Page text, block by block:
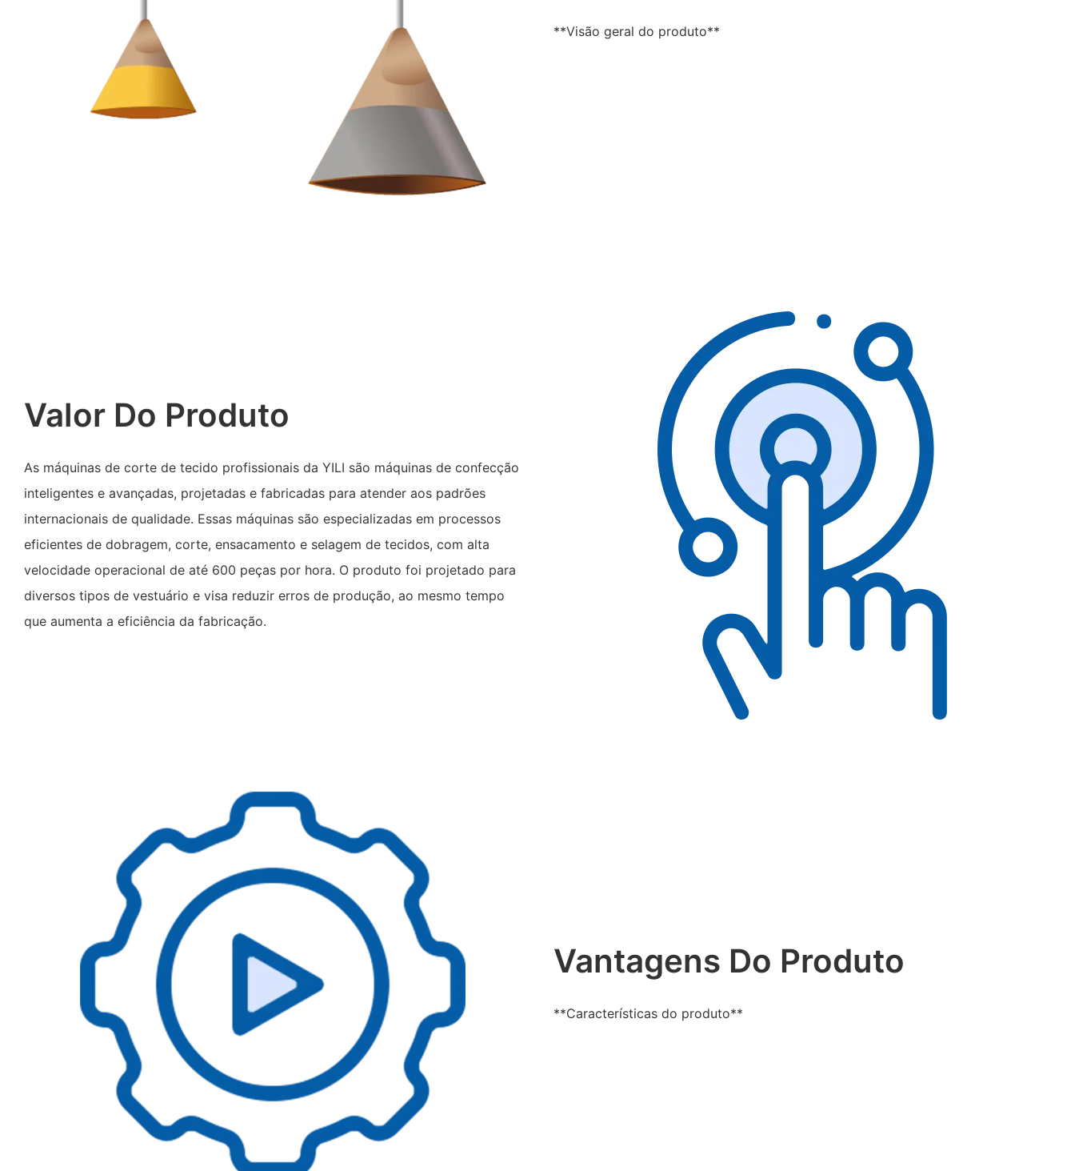
**Visão geral do produto**
Valor Do Produto
As máquinas de corte de tecido profissionais da YILI são máquinas de confecção
inteligentes e avançadas, projetadas e fabricadas para atender aos padrões
internacionais de qualidade. Essas máquinas são especializadas em processos
eficientes de dobragem, corte, ensacamento e selagem de tecidos, com alta
velocidade operacional de até 600 peças por hora. O produto foi projetado para
diversos tipos de vestuário e visa reduzir erros de produção, ao mesmo tempo
que aumenta a eficiência da fabricação.
Vantagens Do Produto
**Características do produto**